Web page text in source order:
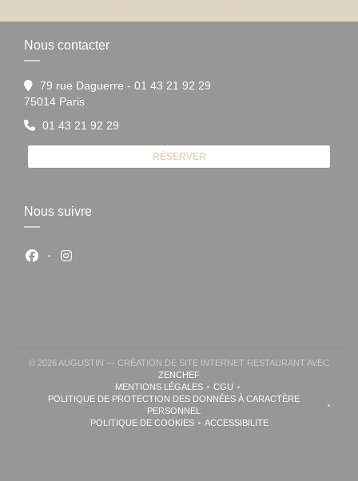
Nous contacter
79 rue Daguerre - 01 43 21 92 29
75014 Paris((ouvre une nouvelle fenêtre))
01 43 21 92 29
RÉSERVER
Nous suivre
Facebook ((ouvre une nouvelle fenêtre))
Instagram ((ouvre une nouvelle fenêtre))
© 2026 AUGUSTIN — CRÉATION DE SITE INTERNET RESTAURANT AVEC
ZENCHEF((OUVRE UNE NOUVELLE FENÊTRE))
MENTIONS LÉGALES((OUVRE UNE NOUVELLE FENÊTRE))
CGU((OUVRE UNE NOUVELLE
POLITIQUE DE PROTECTION DES DONNÉES À CARACTÈRE
PERSONNEL((OUVRE UNE NOUVELLE FENÊTRE))
POLITIQUE DE COOKIES((OUVRE UNE NOUVELLE FENÊTRE))
ACCESSIBILITE((OUVRE UNE NOUVELLE